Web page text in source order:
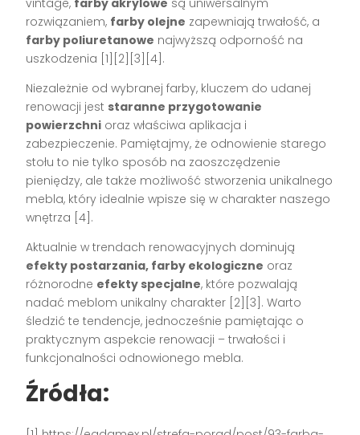
rozwiązaniem, farby olejne zapewniają trwałość, a
farby poliuretanowe najwyższą odporność na
uszkodzenia [1][2][3][4].
Niezależnie od wybranej farby, kluczem do udanej
renowacji jest staranne przygotowanie
powierzchni oraz właściwa aplikacja i
zabezpieczenie. Pamiętajmy, że odnowienie starego
stołu to nie tylko sposób na zaoszczędzenie
pieniędzy, ale także możliwość stworzenia unikalnego
mebla, który idealnie wpisze się w charakter naszego
wnętrza [4].
Aktualnie w trendach renowacyjnych dominują
efekty postarzania, farby ekologiczne oraz
różnorodne efekty specjalne, które pozwalają
nadać meblom unikalny charakter [2][3]. Warto
śledzić te tendencje, jednocześnie pamiętając o
praktycznym aspekcie renowacji – trwałości i
funkcjonalności odnowionego mebla.
Źródła: